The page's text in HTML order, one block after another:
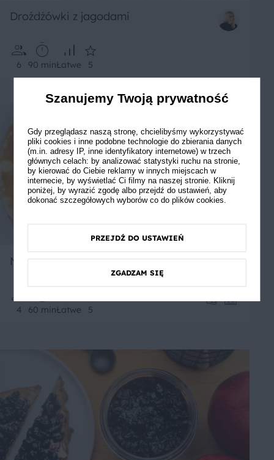
Drożdżówki z jagodami
6 90 minŁatwe 5
Naleśniki z palonym masłem i owocami
4 60 minŁatwe 5
Szanujemy Twoją prywatność
Gdy przeglądasz naszą stronę, chcielibyśmy wykorzystywać
pliki cookies i inne podobne technologie do zbierania danych
(m.in. adresy IP, inne identyfikatory internetowe) w trzech
głównych celach: by analizować statystyki ruchu na stronie,
by kierować do Ciebie reklamy w innych miejscach w
internecie, by wyświetlać Ci filmy na naszej stronie. Kliknij
poniżej, by wyrazić zgodę albo przejdź do ustawień, aby
dokonać szczegółowych wyborów co do plików cookies.
PRZEJDŹ DO USTAWIEŃ
ZGADZAM SIĘ